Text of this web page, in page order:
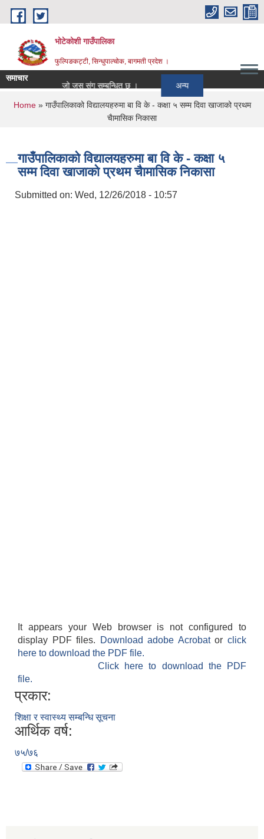
Skip to main content
भोटेकोशी गाउँपालिका
फुल्पिङकट्टी, सिन्धुपाल्चोक, बागमती प्रदेश ।
समाचार
जो जस संग सम्बन्धित छ ।
You are here
Home» गाउँपालिकाको विद्यालयहरुमा बा वि के - कक्षा ५ सम्म दिवा खाजाको प्रथम
चैामासिक निकासा
गाउँपालिकाको विद्यालयहरुमा बा वि के - कक्षा ५
सम्म दिवा खाजाको प्रथम चैामासिक निकासा
Submitted on: Wed, 12/26/2018 - 10:57
It appears your Web browser is not configured to
display PDF files.
Download adobe Acrobatorclick
here to download the PDF file.
Click here to download the PDF
file.
प्रकार:
शिक्षा र स्वास्थ्य सम्बन्धि सूचना
आर्थिक वर्ष:
७५/७६